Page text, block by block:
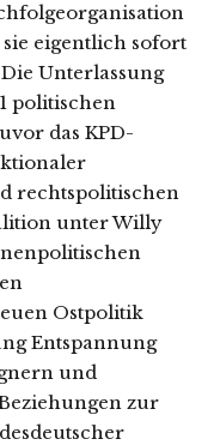
eigentlich sofort
Unterlassung
politischen
das KPD-
rechtspolitischen
unter Willy
Ostpolitik
Entspannung
und
zur